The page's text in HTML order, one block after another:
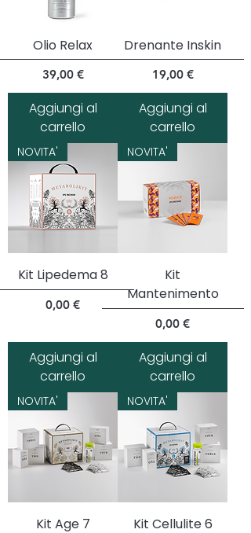
Olio Relax
Prezzo
39,00 €
Aggiungi al
carrello
Drenante Inskin
Prezzo
19,00 €
Aggiungi al
carrello
NOVITA'
Kit Lipedema 8
Prezzo
0,00 €
Aggiungi al
carrello
NOVITA'
Kit
Mantenimento
Prezzo
0,00 €
Aggiungi al
carrello
NOVITA'
Kit Age 7
NOVITA'
Kit Cellulite 6